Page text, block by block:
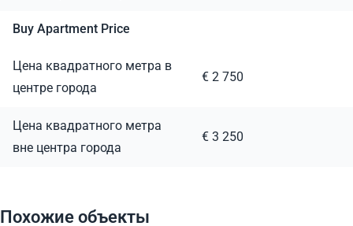
Buy Apartment Price
Цена квадратного метра в
центре города
€ 2 750
Цена квадратного метра
вне центра города
€ 3 250
Похожие объекты